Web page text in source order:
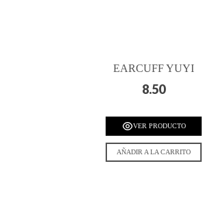
EARCUFF YUYI
8.50
VER PRODUCTO
AÑADIR A LA CARRITO